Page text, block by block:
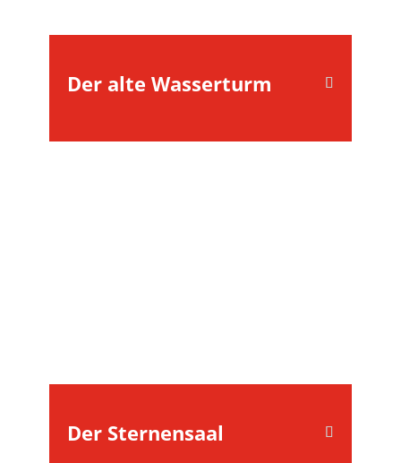
Der alte Wasserturm
Der Sternensaal